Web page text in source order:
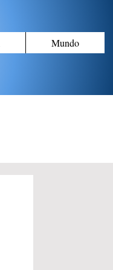
Mundo